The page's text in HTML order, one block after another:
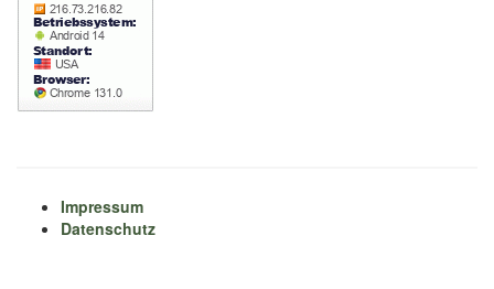
Impressum
Datenschutz